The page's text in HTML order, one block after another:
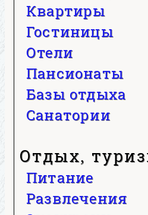
Квартиры
Гостиницы
Отели
Пансионаты
Базы отдыха
Санатории
Отдых,
Питание
Развлечения